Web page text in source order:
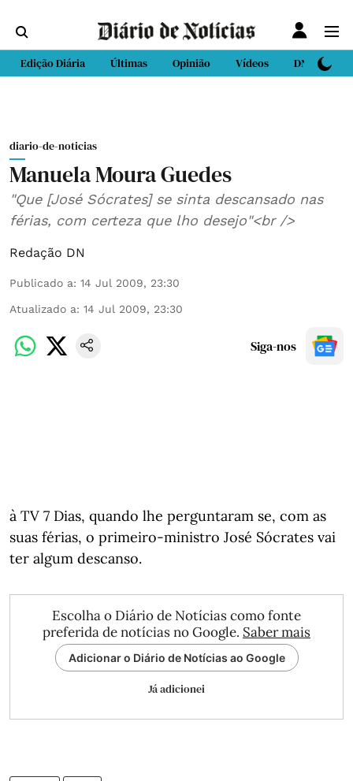
Edição Diária Últimas Opinião Vídeos DN Sport
diario-de-noticias
Manuela Moura Guedes
"Que [José Sócrates] se sinta descansado nas
férias, com certeza que lho desejo"<br />
Redação DN
Publicado a: 14 Jul 2009, 23:30
Atualizado a: 14 Jul 2009, 23:30
Siga-nos
à TV 7 Dias, quando lhe perguntaram se, com as
suas férias, o primeiro-ministro José Sócrates vai
ter algum descanso.
Escolha o Diário de Notícias como fonte
preferida de notícias no Google. Saber mais
Adicionar o Diário de Notícias ao Google
Já adicionei